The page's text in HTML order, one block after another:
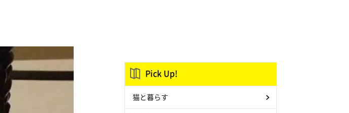
Pick Up!
猫と暮らす